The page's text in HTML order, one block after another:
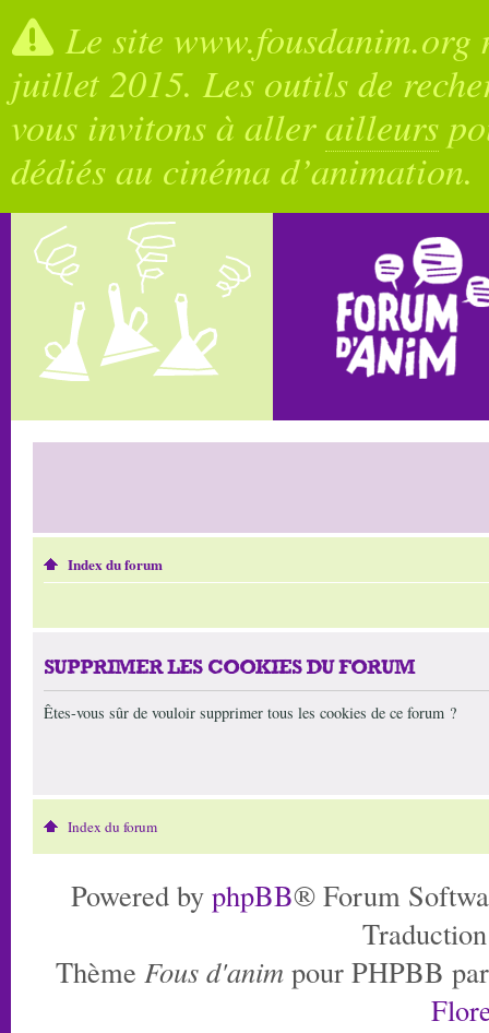
Le site
juillet 2015. Les outils de
vous invitons à allerailleurs
dédiés au cinéma d’animation.
Index du forum
SUPPRIMER LES COOKIES DU FORUM
Êtes-vous sûr de vouloir supprimer tous les cookies de ce forum ?
Index du forum
Powered by phpBB® Forum
Thème Fous d'anim pour PHPBB